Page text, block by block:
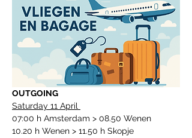
OUTGOING
Saturday 11 April
07:00 h Amsterdam > 08.50 Wenen
10.20 h Wenen > 11.50 h Skopje